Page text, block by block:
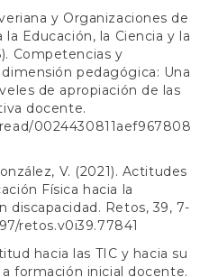
y Organizaciones de
la Educación, la Ciencia y la
Competencias y
pedagógica: Una
de apropiación de las
docente.
0024430811aef967808
V. (2021). Actitudes
Física hacia la
discapacidad. Retos, 39, 7-
retos.v0i39.77841
hacia las TIC y hacia su
formación inicial docente.